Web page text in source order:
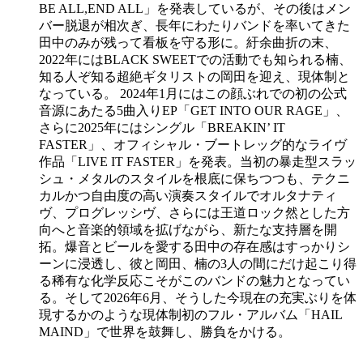
BE ALL,END ALL」を発表しているが、その後はメン
バー脱退が相次ぎ、長年にわたりバンドを率いてきた
田中のみが残って看板を守る形に。紆余曲折の末、
2022年にはBLACK SWEETでの活動でも知られる楠、
知る人ぞ知る超絶ギタリストの岡田を迎え、現体制と
なっている。 2024年1月にはこの顔ぶれでの初の公式
音源にあたる5曲入りEP「GET INTO OUR RAGE」、
さらに2025年にはシングル「BREAKIN’ IT
FASTER」、オフィシャル・ブートレッグ的なライヴ
作品「LIVE IT FASTER」を発表。当初の暴走型スラッ
シュ・メタルのスタイルを根底に保ちつつも、テクニ
カルかつ自由度の高い演奏スタイルでオルタナティ
ヴ、プログレッシヴ、さらには王道ロック然とした方
向へと音楽的領域を拡げながら、新たな支持層を開
拓。爆音とビールを愛する田中の存在感はすっかりシ
ーンに浸透し、彼と岡田、楠の3人の間にだけ起こり得
る稀有な化学反応こそがこのバンドの魅力となってい
る。そして2026年6月、そうした今現在の充実ぶりを体
現するかのような現体制初のフル・アルバム「HAIL
MAIND」で世界を鼓舞し、勝負をかける。